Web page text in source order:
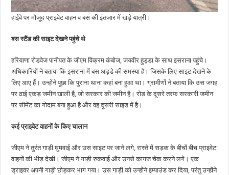
हाईवे पर मौजूद प्राइवेट वाहन व बस की इंतजार में खड़े यात्री।
बस स्टैंड की साइट देखने पहुंचे थे
हरियाणा रोडवेज पानीपत के जीएम विक्रम कंबोज, जयवीर हुड्डा के साथ इसराना पहुंचे।
अधिकारियों ने बताया कि इसराना में बस अड्डे की समस्या है। जिसके लिए साइट देखने के
लिए आए हैं। उन्होंने पूछा कि पुराना थाना कहां बना हुआ था। ग्रामीणों ने बताया कि उस जगह
पर ढाई एकड़ जमीन खाली है, जो सरकार की जमीन है। रोड के दूसरे तरफ सरकारी जमीन
पर सीमेंट का गोदाम बना हुआ है और वह दूसरी साइड में है।
कई प्राइवेट वाहनों के किए चालान
जीएम ने तुरंत गाड़ी घुमवाई और उस साइट पर जाने लगे, रास्ते में सड़क के बीचों बीच प्राइवेट
वाहनों की भीड़ देखी। जीएम ने गाड़ी रुकवाई और उनसे कागज चेक करने लगे। एक
ड्राइवर अपनी गाड़ी छोड़कर भाग गया। उस गाड़ी को उन्होंने इम्पाउंड कर दिया, परंतु उन्होंने